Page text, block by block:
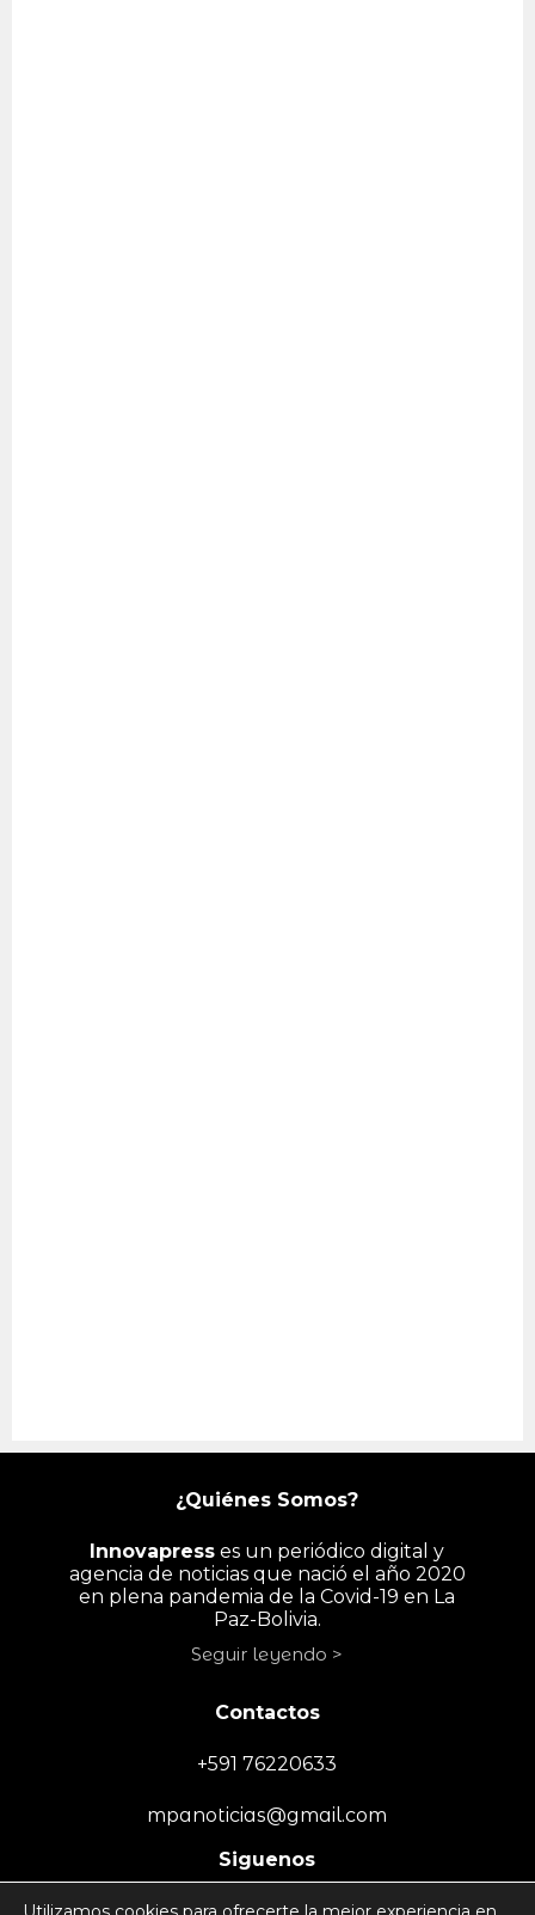
¿Quiénes Somos?
Innovapress es un periódico digital y
agencia de noticias que nació el año 2020
en plena pandemia de la Covid-19 en La
Paz-Bolivia.
Seguir leyendo >
Contactos
+591 76220633
mpanoticias@gmail.com
Siguenos